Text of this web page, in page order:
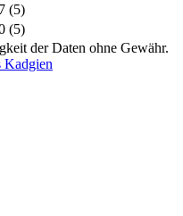
(5)
(5)
der Daten ohne Gewähr.
Kadgien